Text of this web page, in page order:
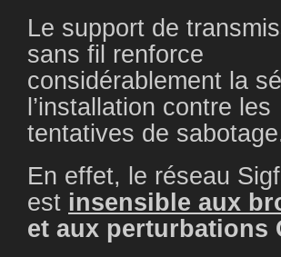
Le support de
sans fil renforce
considérablement la
l’installation contre les
tentatives de
En effet, le réseau
est insensible aux
et aux perturbations